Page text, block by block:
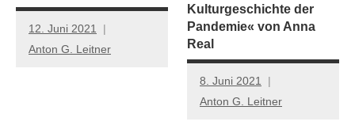
12. Juni 2021
Anton G. Leitner
Kulturgeschichte der
Pandemie« von Anna
Real
8. Juni 2021
Anton G. Leitner